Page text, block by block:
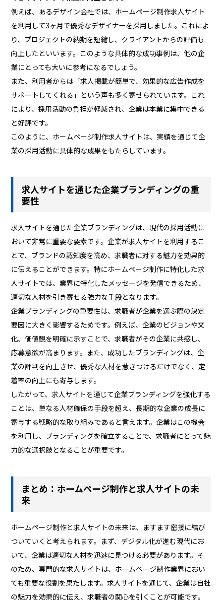
例えば、あるデザイン会社では、ホームページ制作求人サイト
を利用して3ヶ月で優秀なデザイナーを採用しました。これによ
り、プロジェクトの納期を短縮し、クライアントからの評価も
向上したといいます。このような具体的な成功事例は、他の企
業にとっても大いに参考になるでしょう。
また、利用者からは「求人掲載が簡単で、効果的な広告作成を
サポートしてくれる」という声も多く寄せられています。これ
により、採用活動の負担が軽減され、企業は本業に集中できる
と好評です。
このように、ホームページ制作求人サイトは、実績を通じて企
業の採用活動に具体的な成果をもたらしています。
求人サイトを通じた企業ブランディングの重
要性
求人サイトを通じた企業ブランディングは、現代の採用活動に
おいて非常に重要な要素です。企業が求人サイトを利用するこ
とで、ブランドの認知度を高め、求職者に対する魅力を効果的
に伝えることができます。特にホームページ制作に特化した求
人サイトでは、業界に特化したメッセージを発信できるため、
適切な人材を引き寄せる強力な手段となります。
企業ブランディングの重要性は、求職者が企業を選ぶ際の決定
要因に大きく影響するためです。例えば、企業のビジョンや文
化、価値観を明確に示すことで、求職者がその企業に共感し、
応募意欲が高まります。また、成功したブランディングは、企
業の評判を向上させ、優秀な人材を惹きつけるだけでなく、定
着率の向上にも寄与します。
したがって、求人サイトを通じて企業ブランディングを強化する
ことは、単なる人材確保の手段を超え、長期的な企業の成長に
寄与する戦略的な取り組みであると言えます。企業はこの機会
を利用し、ブランディングを確立することで、求職者にとって魅
力的な選択肢となることが重要です。
まとめ：ホームページ制作と求人サイトの未
来
ホームページ制作と求人サイトの未来は、ますます密接に結び
ついていくと考えられます。まず、デジタル化が進む現代にお
いて、企業は適切な人材を迅速に見つける必要があります。そ
のため、専門的な求人サイトは、ホームページ制作業界におい
ても重要な役割を果たします。求人サイトを通じて、企業は自社
の魅力を効果的に伝え、求職者の関心を引くことが可能です。